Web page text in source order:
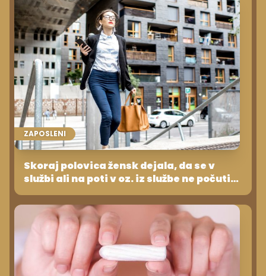
ZAPOSLENI
Skoraj polovica žensk dejala, da se v
službi ali na poti v oz. iz službe ne počuti